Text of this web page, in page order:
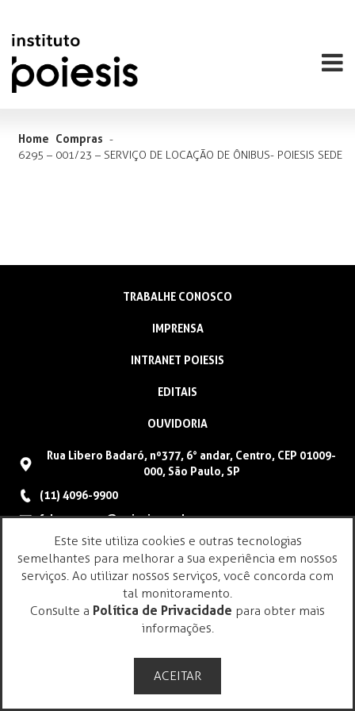
Home Compras -
6295 – 001/23 – SERVIÇO DE LOCAÇÃO DE ÔNIBUS- POIESIS SEDE
TRABALHE CONOSCO
IMPRENSA
INTRANET POIESIS
EDITAIS
OUVIDORIA
Rua Libero Badaró, nº377, 6° andar, Centro, CEP 01009-
000, São Paulo, SP
(11) 4096-9900
faleconosco@poiesis.org.br
Este site utiliza cookies e outras tecnologias
semelhantes para melhorar a sua experiência em nossos
serviços. Ao utilizar nossos serviços, você concorda com
tal monitoramento.
Consulte a Política de Privacidade para obter mais
informações.
ACEITAR